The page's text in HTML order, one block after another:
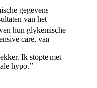
gegevens
van het
hun glykemische
care, van
Ik stopte met
hypo.’’